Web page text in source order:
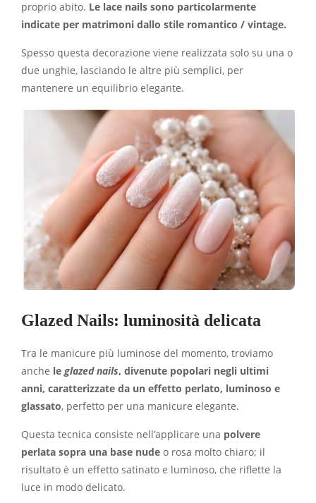
proprio abito. Le lace nails sono particolarmente
indicate per matrimoni dallo stile romantico / vintage.
Spesso questa decorazione viene realizzata solo su una o
due unghie, lasciando le altre più semplici, per
mantenere un equilibrio elegante.
Glazed Nails: luminosità delicata
Tra le manicure più luminose del momento, troviamo
anche le glazed nails, divenute popolari negli ultimi
anni, caratterizzate da un effetto perlato, luminoso e
glassato, perfetto per una manicure elegante.
Questa tecnica consiste nell’applicare una polvere
perlata sopra una base nude o rosa molto chiaro; il
risultato è un effetto satinato e luminoso, che riflette la
luce in modo delicato.